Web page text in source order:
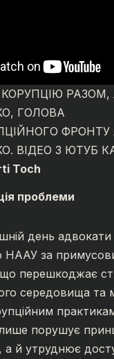
РАЗОМ,
ГОЛОВА
ФРОНТУ
ВІДЕО З ЮТУБ
Toch
проблеми
день адвокати
НААУ за
перешкоджає
середовища та
порушує
а й утруднює